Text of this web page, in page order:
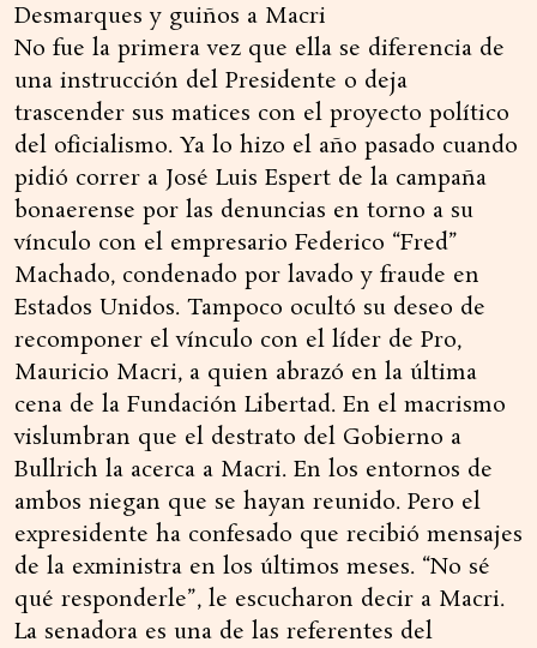
Desmarques y guiños a Macri
No fue la primera vez que ella se diferencia de
una instrucción del Presidente o deja
trascender sus matices con el proyecto político
del oficialismo. Ya lo hizo el año pasado cuando
pidió correr a José Luis Espert de la campaña
bonaerense por las denuncias en torno a su
vínculo con el empresario Federico “Fred”
Machado, condenado por lavado y fraude en
Estados Unidos. Tampoco ocultó su deseo de
recomponer el vínculo con el líder de Pro,
Mauricio Macri, a quien abrazó en la última
cena de la Fundación Libertad. En el macrismo
vislumbran que el destrato del Gobierno a
Bullrich la acerca a Macri. En los entornos de
ambos niegan que se hayan reunido. Pero el
expresidente ha confesado que recibió mensajes
de la exministra en los últimos meses. “No sé
qué responderle”, le escucharon decir a Macri.
La senadora es una de las referentes del